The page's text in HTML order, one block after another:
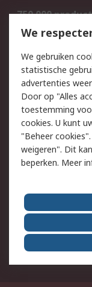
750.000
Bestellen
Track & Trace
Wettelijk
Cookiebeleid
Privacybeleid
Algemene
Over RS
RS Group
RS wereldwijd
ESG
We
We gebruiken
statistische
advertenties
Door op "Alles
toestemming
cookies. U kunt
"Beheer
weigeren". Dit
beperken. Meer